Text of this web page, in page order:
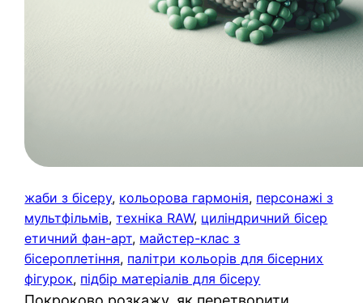
жаби з бісеру, кольорова гармонія, персонажі з
мультфільмів, техніка RAW, циліндричний бісер
етичний фан-арт, майстер-клас з
бісероплетіння, палітри кольорів для бісерних
фігурок, підбір матеріалів для бісеру